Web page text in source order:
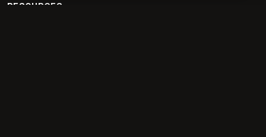
RESOURCES